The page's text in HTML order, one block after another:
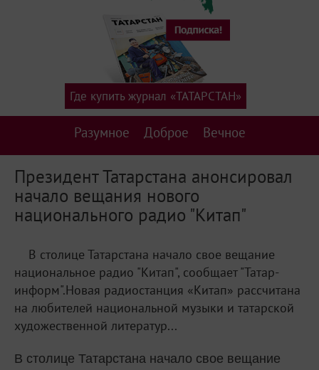
Разумное Доброе Вечное
Где купить журнал «ТАТАРСТАН»
Президент Татарстана анонсировал
начало вещания нового
национального радио "Китап"
В столице Татарстана начало свое вещание
национальное радио "Китап", сообщает "Татар-
информ".Новая радиостанция «Китап» рассчитана
на любителей национальной музыки и татарской
художественной литератур...
В столице Татарстана начало свое вещание